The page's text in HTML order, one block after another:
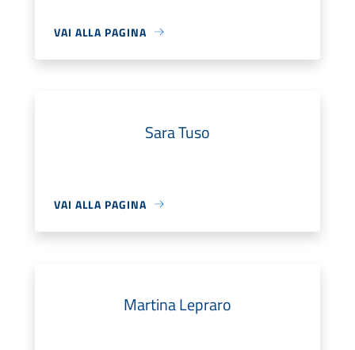
VAI ALLA PAGINA
Sara Tuso
VAI ALLA PAGINA
Martina Lepraro